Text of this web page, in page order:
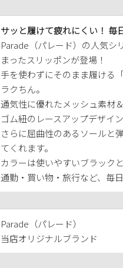
サッと履けて疲れにくい！ 毎
Parade（パレード）の人気シ
まったスリッポンが登場！
手を使わずにそのまま履ける
ラクちん。
通気性に優れたメッシュ素材
ゴム紐のレースアップデザイ
さらに屈曲性のあるソールと
てくれます。
カラーは使いやすいブラック
通勤・買い物・旅行など、毎
Parade（パレード）
当店オリジナルブランド